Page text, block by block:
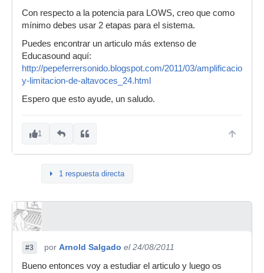
Con respecto a la potencia para LOWS, creo que como
mínimo debes usar 2 etapas para el sistema.
Puedes encontrar un articulo más extenso de
Educasound aquí:
http://pepeferrersonido.blogspot.com/2011/03/amplificacion-
y-limitacion-de-altavoces_24.html
Espero que esto ayude, un saludo.
1
1 respuesta directa
#3 por Arnold Salgado el 24/08/2011
Bueno entonces voy a estudiar el articulo y luego os